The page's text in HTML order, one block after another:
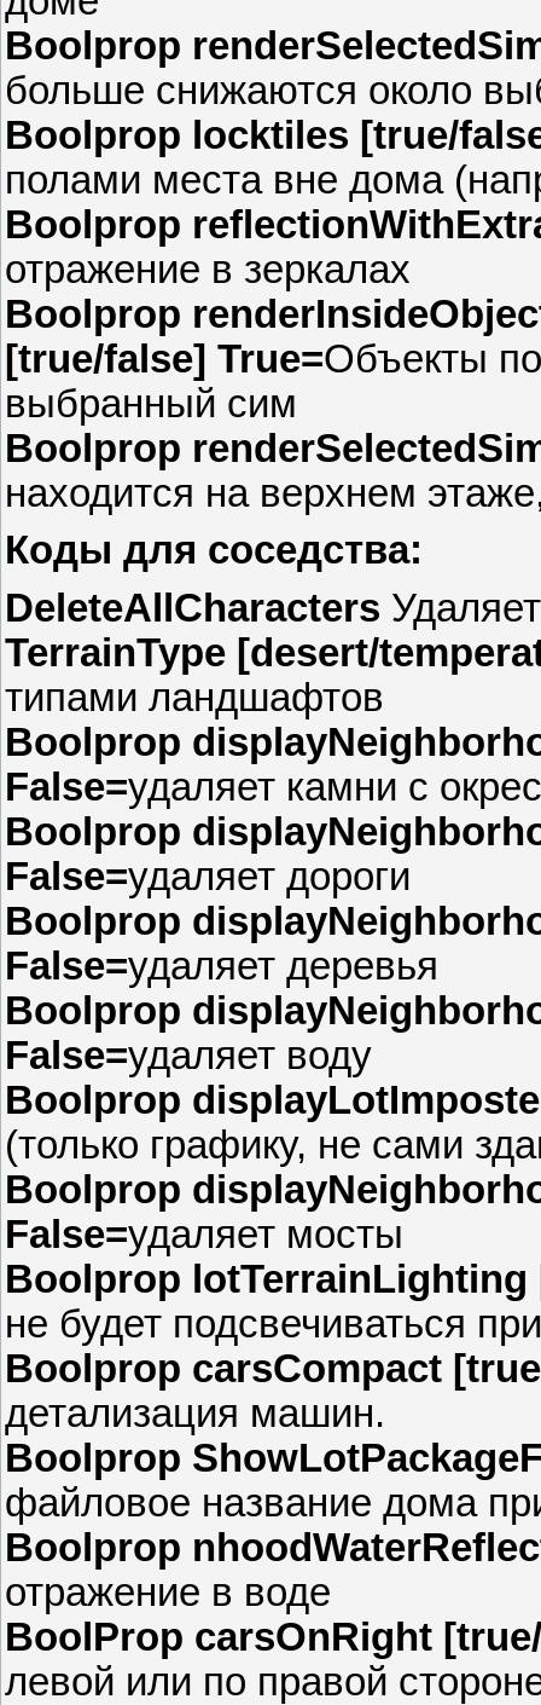
Boolprop
больше снижаются около
Boolprop locktiles [true/
полами места вне дома
Boolprop
отражение в зеркалах
Boolprop
[true/false] True=Объекты
выбранный сим
Boolprop
находится на верхнем
Коды для соседства:
DeleteAllCharacters
TerrainType [desert/
типами ландшафтов
Boolprop
False=удаляет камни с
Boolprop
False=удаляет дороги
Boolprop
False=удаляет деревья
Boolprop
False=удаляет воду
Boolprop
(только графику, не сами
Boolprop
False=удаляет мосты
Boolprop lotTerrainLighting
не будет подсвечиваться
Boolprop carsCompact
детализация машин.
Boolprop
файловое название дома
Boolprop
отражение в воде
BoolProp carsOnRight
левой или по правой